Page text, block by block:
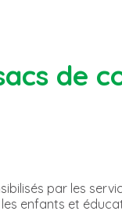
de
par les
enfants et